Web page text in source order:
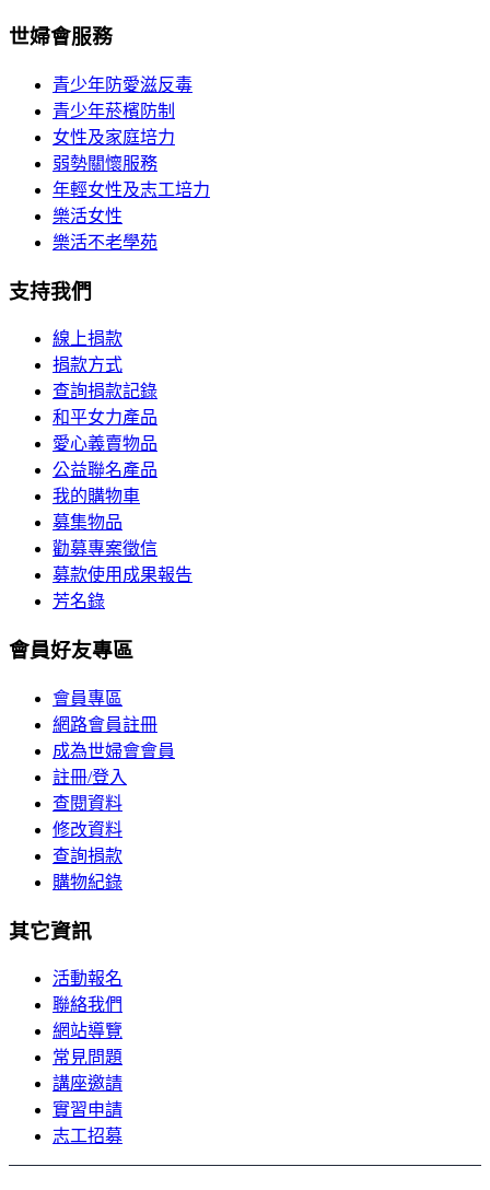
世婦會服務
青少年防愛滋反毒
青少年菸檳防制
女性及家庭培力
弱勢關懷服務
年輕女性及志工培力
樂活女性
樂活不老學苑
支持我們
線上捐款
捐款方式
查詢捐款記錄
和平女力產品
愛心義賣物品
公益聯名產品
我的購物車
募集物品
勸募專案徵信
募款使用成果報告
芳名錄
會員好友專區
會員專區
網路會員註冊
成為世婦會會員
註冊/登入
查閱資料
修改資料
查詢捐款
購物紀錄
其它資訊
活動報名
聯絡我們
網站導覽
常見問題
講座邀請
實習申請
志工招募